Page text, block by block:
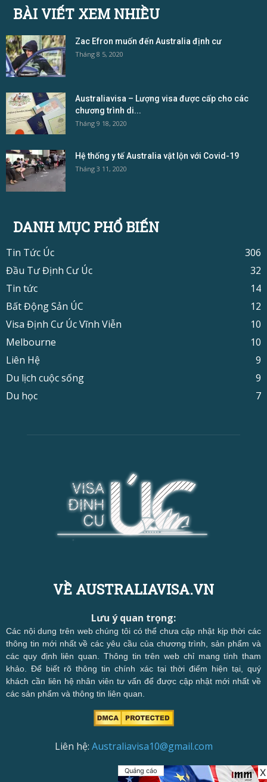
Quảng cáo X
BÀI VIẾT XEM NHIỀU
Zac Efron muốn đến Australia định cư
Tháng 8 5, 2020
Australiavisa – Lượng visa được cấp cho các
chương trình di...
Tháng 9 18, 2020
Hệ thống y tế Australia vật lộn với Covid-19
Tháng 3 11, 2020
DANH MỤC PHỔ BIẾN
Tin Tức Úc
306
Đầu Tư Định Cư Úc
32
Tin tức
14
Bất Động Sản ÚC
12
Visa Định Cư Úc Vĩnh Viễn
10
Melbourne
10
Liên Hệ
9
Du lịch cuộc sống
9
Du học
7
VỀ AUSTRALIAVISA.VN
Lưu ý quan trọng:
Các nội dung trên web chúng tôi có thể chưa cập nhật kịp thời các
thông tin mới nhất về các yêu cầu của chương trình, sản phẩm và
các quy định liên quan. Thông tin trên web chỉ mang tính tham
khảo. Để biết rõ thông tin chính xác tại thời điểm hiện tại, quý
khách cần liên hệ nhân viên tư vấn để được cập nhật mới nhất về
các sản phẩm và thông tin liên quan.
Liên hệ: Australiavisa10@gmail.com